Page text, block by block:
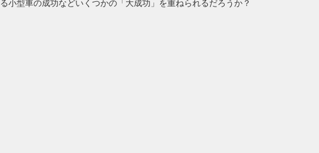
る小型車の成功などいくつかの「大成功」を重ねられるだろうか？